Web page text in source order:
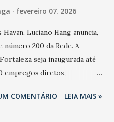
fevereiro 07, 2026
Luciano Hang anuncia,
número 200 da Rede. A
seja inaugurada até
empregos diretos,
anunciada oficialmente, mas
COMENTÁRIO LEIA MAIS »